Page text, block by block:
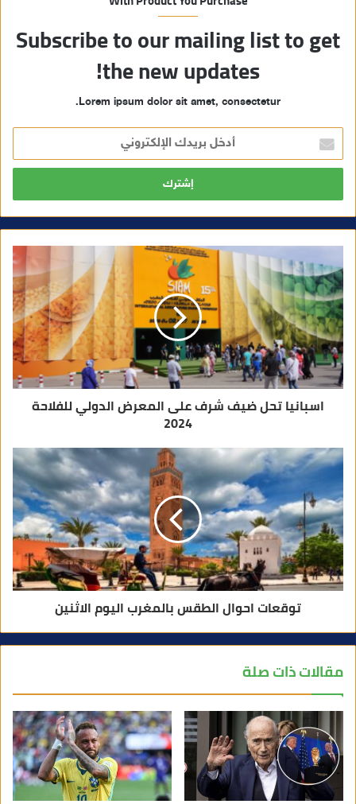
Subscribe to our mailing list to get
the new updates!
Lorem ipsum dolor sit amet, consectetur.
خ
ل
ر
ا
إ
ل
ك
ت
ر
و
ن
ي
اسبانيا تحل ضيف شرف على المعرض الدولي للفلاحة
2024
توقعات احوال الطقس بالمغرب اليوم الاثنين
مقالات ذات صلة